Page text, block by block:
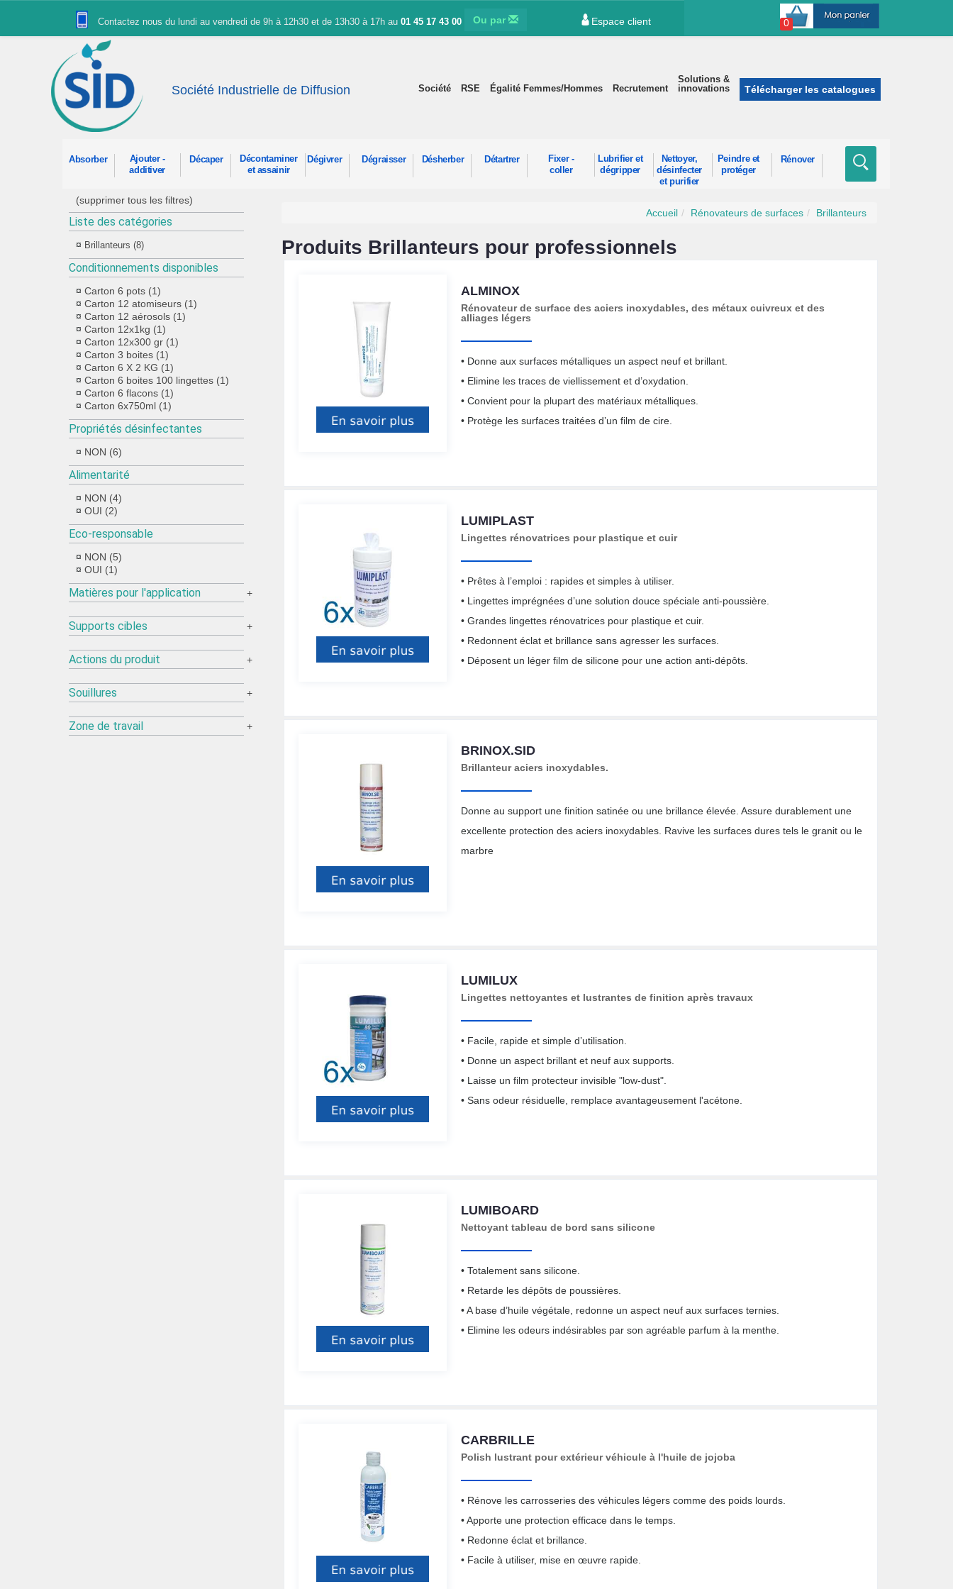
Contactez nous du lundi au vendredi de 9h à 12h30 et de 13h30 à 17h au 01 45 17 43 00 Ou par Espace client 0
Société Industrielle de Diffusion Société RSE Égalité Femmes/Hommes Recrutement
Solutions &
innovations
Télécharger les catalogues
Absorber
Ajouter -
additiver
Décaper
Décontaminer
et assainir
Dégivrer Dégraisser Désherber Détartrer
Fixer -
coller
Lubrifier et
dégripper
Nettoyer,
désinfecter
et purifier
Peindre et
protéger
Rénover
(supprimer tous les filtres)
Liste des catégories
Brillanteurs (8)
Conditionnements disponibles
Carton 6 pots (1)
Carton 12 atomiseurs (1)
Carton 12 aérosols (1)
Carton 12x1kg (1)
Carton 12x300 gr (1)
Carton 3 boites (1)
Carton 6 X 2 KG (1)
Carton 6 boites 100 lingettes (1)
Carton 6 flacons (1)
Carton 6x750ml (1)
Propriétés désinfectantes
NON (6)
Alimentarité
NON (4)
OUI (2)
Eco-responsable
NON (5)
OUI (1)
Matières pour l'application +
Supports cibles +
Actions du produit +
Souillures +
Zone de travail +
Accueil Rénovateurs de surfaces Brillanteurs
Produits Brillanteurs pour professionnels
ALMINOX
Rénovateur de surface des aciers inoxydables, des métaux cuivreux et des
alliages légers
• Donne aux surfaces métalliques un aspect neuf et brillant.
• Elimine les traces de viellissement et d’oxydation.
• Convient pour la plupart des matériaux métalliques.
• Protège les surfaces traitées d’un film de cire.
LUMIPLAST
Lingettes rénovatrices pour plastique et cuir
• Prêtes à l’emploi : rapides et simples à utiliser.
• Lingettes imprégnées d’une solution douce spéciale anti-poussière.
• Grandes lingettes rénovatrices pour plastique et cuir.
• Redonnent éclat et brillance sans agresser les surfaces.
• Déposent un léger film de silicone pour une action anti-dépôts.
BRINOX.SID
Brillanteur aciers inoxydables.
Donne au support une finition satinée ou une brillance élevée. Assure durablement une
excellente protection des aciers inoxydables. Ravive les surfaces dures tels le granit ou le
marbre
LUMILUX
Lingettes nettoyantes et lustrantes de finition après travaux
• Facile, rapide et simple d’utilisation.
• Donne un aspect brillant et neuf aux supports.
• Laisse un film protecteur invisible "low-dust".
• Sans odeur résiduelle, remplace avantageusement l'acétone.
LUMIBOARD
Nettoyant tableau de bord sans silicone
• Totalement sans silicone.
• Retarde les dépôts de poussières.
• A base d’huile végétale, redonne un aspect neuf aux surfaces ternies.
• Elimine les odeurs indésirables par son agréable parfum à la menthe.
CARBRILLE
Polish lustrant pour extérieur véhicule à l'huile de jojoba
• Rénove les carrosseries des véhicules légers comme des poids lourds.
• Apporte une protection efficace dans le temps.
• Redonne éclat et brillance.
• Facile à utiliser, mise en œuvre rapide.